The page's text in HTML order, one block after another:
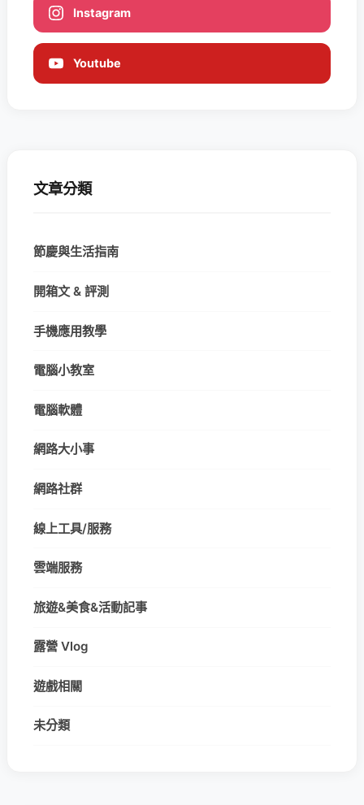
Instagram
Youtube
文章分類
節慶與生活指南
開箱文 & 評測
手機應用教學
電腦小教室
電腦軟體
網路大小事
網路社群
線上工具/服務
雲端服務
旅遊&美食&活動記事
露營 Vlog
遊戲相關
未分類